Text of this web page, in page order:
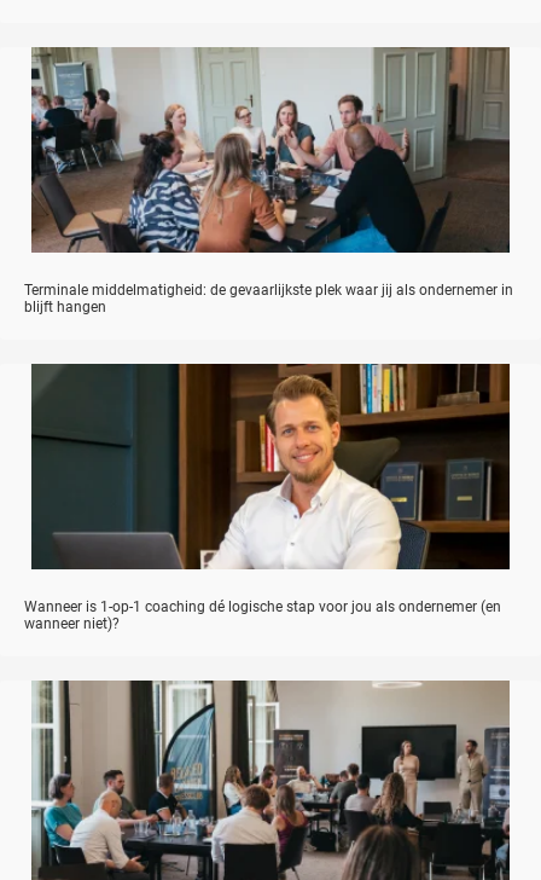
Terminale middelmatigheid: de gevaarlijkste plek waar jij als ondernemer in
blijft hangen
Wanneer is 1-op-1 coaching dé logische stap voor jou als ondernemer (en
wanneer niet)?